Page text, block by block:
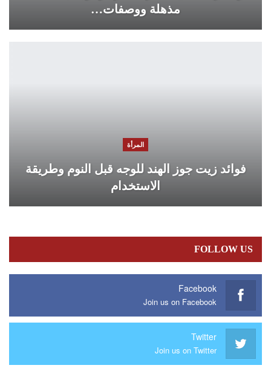
مذهلة ووصفات…
المرأة
فوائد زيت جوز الهند للوجه قبل النوم وطريقة
الاستخدام
FOLLOW US
Facebook
Join us on Facebook
Twitter
Join us on Twitter